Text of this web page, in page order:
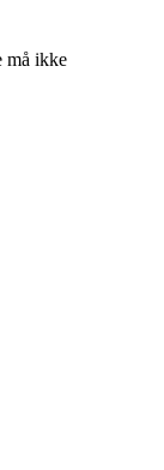
må ikke